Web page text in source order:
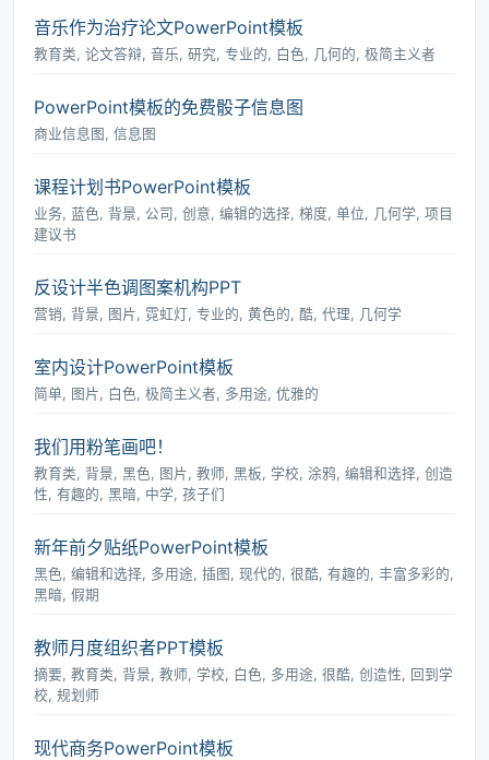
音乐作为治疗论文PowerPoint模板
教育类, 论文答辩, 音乐, 研究, 专业的, 白色, 几何的, 极简主义者
PowerPoint模板的免费骰子信息图
商业信息图, 信息图
课程计划书PowerPoint模板
业务, 蓝色, 背景, 公司, 创意, 编辑的选择, 梯度, 单位, 几何学, 项目
建议书
反设计半色调图案机构PPT
营销, 背景, 图片, 霓虹灯, 专业的, 黄色的, 酷, 代理, 几何学
室内设计PowerPoint模板
简单, 图片, 白色, 极简主义者, 多用途, 优雅的
我们用粉笔画吧！
教育类, 背景, 黑色, 图片, 教师, 黑板, 学校, 涂鸦, 编辑和选择, 创造
性, 有趣的, 黑暗, 中学, 孩子们
新年前夕贴纸PowerPoint模板
黑色, 编辑和选择, 多用途, 插图, 现代的, 很酷, 有趣的, 丰富多彩的,
黑暗, 假期
教师月度组织者PPT模板
摘要, 教育类, 背景, 教师, 学校, 白色, 多用途, 很酷, 创造性, 回到学
校, 规划师
现代商务PowerPoint模板